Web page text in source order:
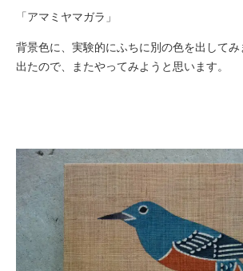
「アマミヤマガラ」
背景色に、実験的にふちに別の色を出して
出たので、またやってみようと思います。